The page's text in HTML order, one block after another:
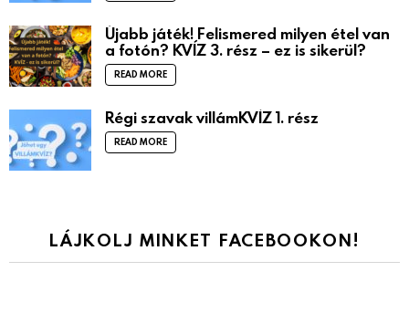
Újabb játék! Felismered milyen étel van
a fotón? KVÍZ 3. rész – ez is sikerül?
READ MORE
Régi szavak villámKVÍZ 1. rész
READ MORE
LÁJKOLJ MINKET FACEBOOKON!